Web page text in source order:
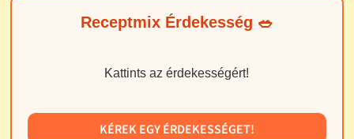
Receptmix Érdekesség 🥗
Kattints az érdekességért!
KÉREK EGY ÉRDEKESSÉGET!